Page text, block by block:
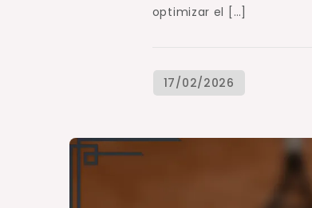
optimizar el […]